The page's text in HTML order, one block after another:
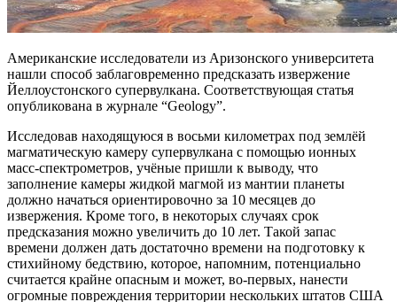
Американские исследователи из Аризонского университета
нашли способ заблаговременно предсказать извержение
Йеллоустонского супервулкана. Соответствующая статья
опубликована в журнале “Geology”.
Исследовав находящуюся в восьми километрах под землёй
магматическую камеру супервулкана с помощью ионных
масс-спектрометров, учёные пришли к выводу, что
заполнение камеры жидкой магмой из мантии планеты
должно начаться ориентировочно за 10 месяцев до
извержения. Кроме того, в некоторых случаях срок
предсказания можно увеличить до 10 лет. Такой запас
времени должен дать достаточно времени на подготовку к
стихийному бедствию, которое, напомним, потенциально
считается крайне опасным и может, во-первых, нанести
огромные повреждения территории нескольких штатов США